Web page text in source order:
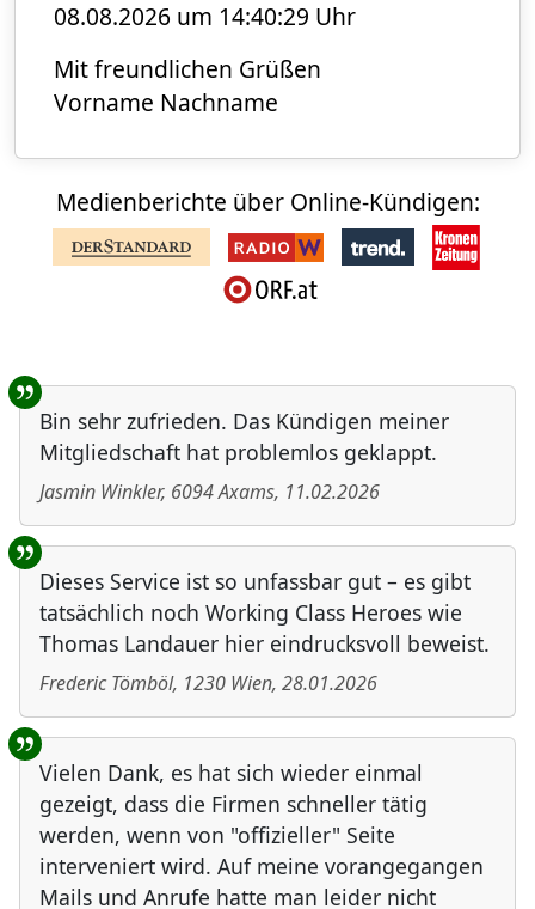
08.08.2026 um 14:40:29 Uhr
Mit freundlichen Grüßen
Vorname Nachname
Medienberichte über Online-Kündigen:
Benutzer-Rückmeldungen
Bin sehr zufrieden. Das Kündigen meiner
Mitgliedschaft hat problemlos geklappt.
Jasmin Winkler, 6094Axams, 11.02.2026
Dieses Service ist so unfassbar gut – es gibt
tatsächlich noch Working Class Heroes wie
Thomas Landauer hier eindrucksvoll beweist.
Frederic Tömböl, 1230 Wien, 28.01.2026
Vielen Dank, es hat sich wieder einmal
gezeigt, dass die Firmen schneller tätig
werden, wenn von "offizieller" Seite
interveniert wird. Auf meine vorangegangen
Mails und Anrufe hatte man leider nicht